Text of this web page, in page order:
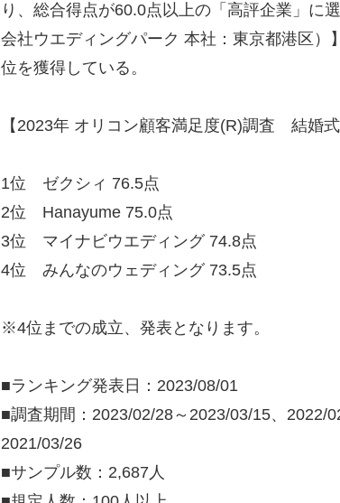
り、総合得点が60.0点以上の「高評企業」に
会社ウエディングパーク 本社：東京都港区）
位を獲得している。
【2023年 オリコン顧客満足度(R)調査 結
1位 ゼクシィ 76.5点
2位 Hanayume 75.0点
3位 マイナビウエディング 74.8点
4位 みんなのウェディング 73.5点
※4位までの成立、発表となります。
■ランキング発表日：2023/08/01
■調査期間：2023/02/28～2023/03/15、2022/
2021/03/26
■サンプル数：2,687人